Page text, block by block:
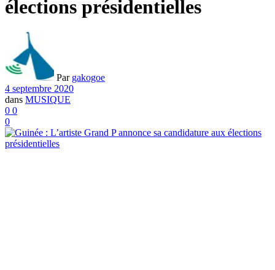
élections présidentielles
Par gakogoe
4 septembre 2020
dans MUSIQUE
0 0
0